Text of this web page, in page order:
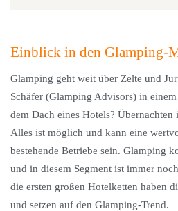
Einblick in den Glamping-
Glamping geht weit über Zelte und
Schäfer (Glamping Advisors) in
dem Dach eines Hotels? Übernachten
Alles ist möglich und kann eine
bestehende Betriebe sein. Glamping
und in diesem Segment ist immer
die ersten großen Hotelketten haben
und setzen auf den Glamping-Trend.